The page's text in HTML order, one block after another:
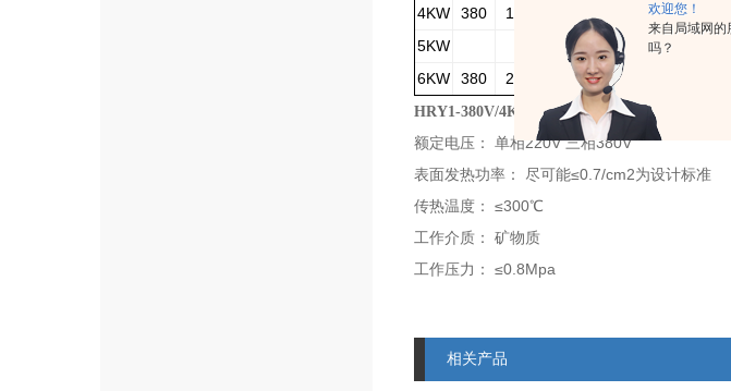
欢迎您！
来自局域网的
吗？
4KW
380 1.8 220 2.2
5KW
6KW
380 2.8 1200 1120
HRY1-380V/4KW护套式加热器技术参数：
额定电压： 单相220V 三相380V
表面发热功率： 尽可能≤0.7/cm2为设计标准
传热温度： ≤300℃
工作介质： 矿物质
工作压力： ≤0.8Mpa
相关产品